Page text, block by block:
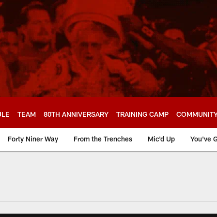
TEAM 80TH ANNIVERSARY TRAINING CAMP
Forty Niner Way From the Trenches Mic'd Up You've